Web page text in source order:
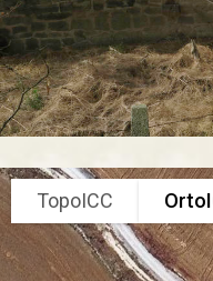
TopoICC